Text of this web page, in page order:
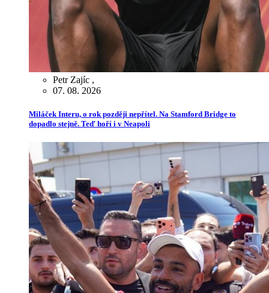
Petr Zajíc ,
07. 08. 2026
Miláček Interu, o rok později nepřítel. Na Stamford Bridge to
dopadlo stejně. Teď hoří i v Neapoli